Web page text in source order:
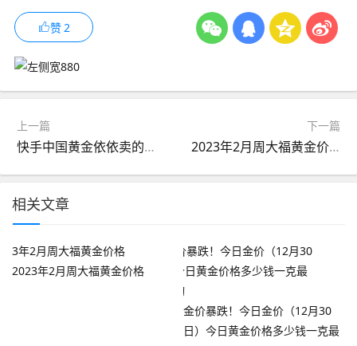
赞2
上一篇
快手中国黄金依依卖的为何那么便宜
下一篇
2023年2月周大福黄金价格
相关文章
2023年2月周大福黄金价格
金价暴跌！今日金价（12月30
日）今日黄金价格多少钱一克最